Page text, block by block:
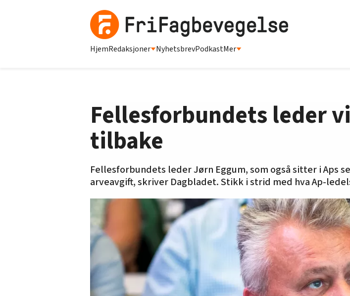
HjemRedaksjoner NyhetsbrevPodkastMer
Fellesforbundets leder
tilbake
Fellesforbundets leder Jørn Eggum, som også sitter i Aps
arveavgift, skriver Dagbladet. Stikk i strid med hva Ap-